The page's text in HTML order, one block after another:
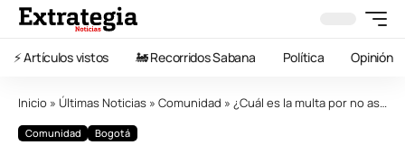
⚡️ Artículos vistos 🚂 Recorridos Sabana Política Opinión
Inicio » Últimas Noticias » Comunidad » ¿Cuál es la multa por no asistir a la Asamblea de Copropietarios?
Comunidad Bogotá